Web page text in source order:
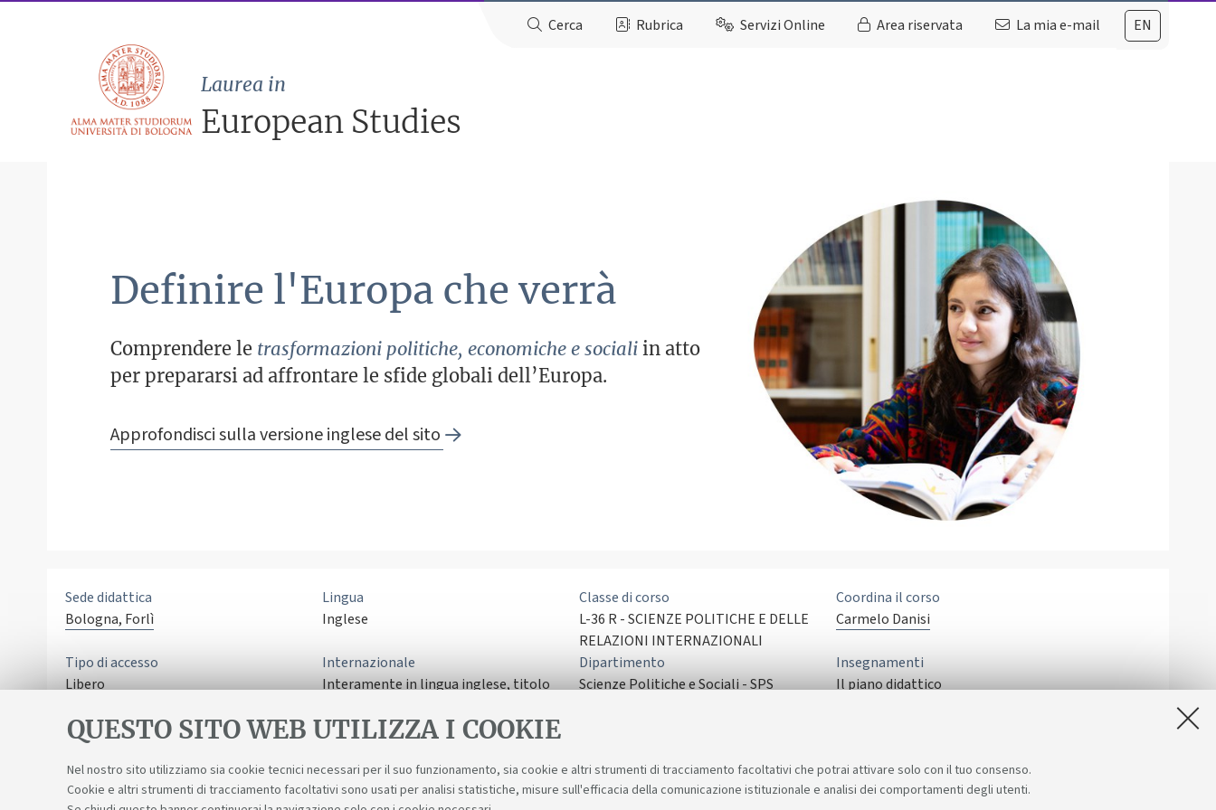
QUESTO SITO WEB UTILIZZA I COOKIE
Nel nostro sito utilizziamo sia cookie tecnici necessari per il suo funzionamento, sia cookie e altri strumenti di tracciamento facoltativi che potrai attivare solo con il tuo consenso.
Cookie e altri strumenti di tracciamento facoltativi sono usati per analisi statistiche, misure sull'efficacia della comunicazione istituzionale e analisi dei comportamenti degli utenti.
EN
Cerca Rubrica Servizi Online Area riservata La mia e-mail
Laurea in
European Studies
Definire l'Europa che verrà
Comprendere le trasformazioni politiche, economiche e socialiin atto
per prepararsi ad affrontare le sfide globali dell’Europa.
Approfondisci sulla versione inglese del sito
Sede didattica
Bologna, Forlì
Lingua
Inglese
Classe di corso
L-36 R - SCIENZE POLITICHE E DELLE
RELAZIONI INTERNAZIONALI
Coordina il corso
Carmelo Danisi
Tipo di accesso
Libero
Internazionale
Interamente in lingua inglese, titolo
Dipartimento
Scienze Politiche e Sociali - SPS
Insegnamenti
Il piano didattico